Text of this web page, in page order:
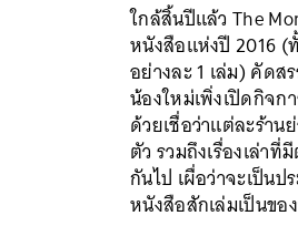
ใกล้สิ้นปีแล้ว The
หนังสือแห่งปี 2016
อย่างละ 1 เล่ม) คัดส
น้องใหม่เพิ่งเปิดกิจก
ด้วยเชื่อว่าแต่ละร้า
ตัว รวมถึงเรื่องเล่า
กันไป เผื่อว่าจะเป็น
หนังสือสักเล่มเป็นข